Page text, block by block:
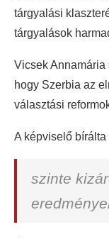
tárgyalási
tárgyalások
Vicsek
hogy Szerbia az
választási
A képviselő
szinte